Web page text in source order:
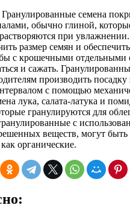
семена
обычно глиной,
при
размер семян и обеспечить
с крошечными отдельными
и сажать.
производить
с помощью
лука, салата-латука и
гранулируются для
с
веществ, могут быть
органические.